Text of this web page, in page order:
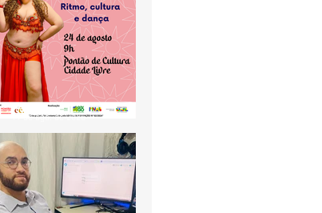
Projeto Ventre Dançado
realiza aula especial de
Baladi no Pontão de
Cultura Cidade Livre
19 de ago. de 2025